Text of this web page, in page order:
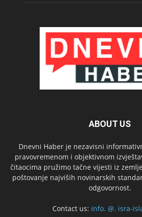
ABOUT US
Dnevni Haber je nezavisni
pravovremenom i objektivnom
čitaocima pružimo tačne vijesti iz
poštovanje najviših novinarskih
odgovornost.
Contact us: info. @. isra-